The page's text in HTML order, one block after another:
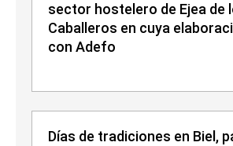
sector hostelero de Ejea de
Caballeros en cuya
con Adefo
Días de tradiciones en Biel,